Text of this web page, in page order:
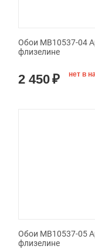
Обои MB10537-04
флизелине
2 450₽ нет в
Обои MB10537-05
флизелине